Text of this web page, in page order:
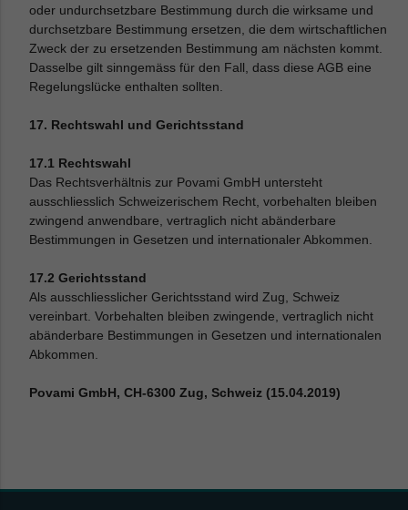
oder undurchsetzbare Bestimmung durch die wirksame und
durchsetzbare Bestimmung ersetzen, die dem wirtschaftlichen
Zweck der zu ersetzenden Bestimmung am nächsten kommt.
Dasselbe gilt sinngemäss für den Fall, dass diese AGB eine
Regelungslücke enthalten sollten.
17. Rechtswahl und Gerichtsstand
17.1 Rechtswahl
Das Rechtsverhältnis zur Povami GmbH untersteht
ausschliesslich Schweizerischem Recht, vorbehalten bleiben
zwingend anwendbare, vertraglich nicht abänderbare
Bestimmungen in Gesetzen und internationaler Abkommen.
17.2 Gerichtsstand
Als ausschliesslicher Gerichtsstand wird Zug, Schweiz
vereinbart. Vorbehalten bleiben zwingende, vertraglich nicht
abänderbare Bestimmungen in Gesetzen und internationalen
Abkommen.
Povami GmbH, CH-6300 Zug, Schweiz (15.04.2019)